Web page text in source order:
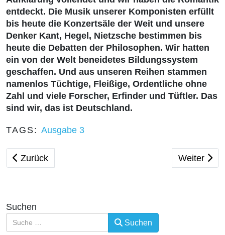
entdeckt. Die Musik unserer Komponisten erfüllt
bis heute die Konzertsäle der Weit und unsere
Denker Kant, Hegel, Nietzsche bestimmen bis
heute die Debatten der Philosophen. Wir hatten
ein von der Welt beneidetes Bildungssystem
geschaffen. Und aus unseren Reihen stammen
namenlos Tüchtige, Fleißige, Ordentliche ohne
Zahl und viele Forscher, Erfinder und Tüftler. Das
sind wir, das ist Deutschland.
TAGS: Ausgabe 3
Vorheriger Beitrag: Verfassungsschutz wird zum
Zurück Nächster
Weiter
Suchen
Suchen